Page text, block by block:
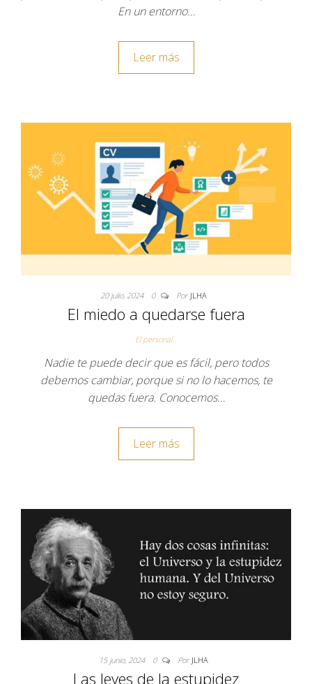
En un entorno…
Leer más
20 julio, 2024 0 Por JLHA
El miedo a quedarse fuera
El personal
Nadie te puede decir que es fácil, pero todos
debemos cambiar, porque si no lo hacemos, te
quedas fuera. Conocemos…
Leer más
15 junio, 2024 0 Por JLHA
Las leyes de la estupidez